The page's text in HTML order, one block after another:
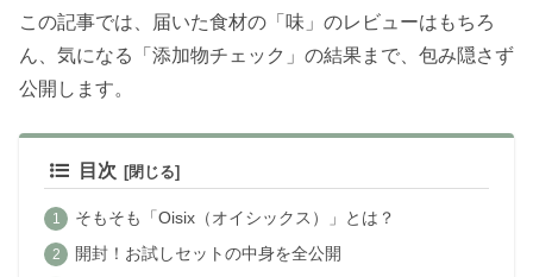
この記事では、届いた食材の「味」のレビューはもちろ
ん、気になる「添加物チェック」の結果まで、包み隠さず
公開します。
目次
そもそも「Oisix（オイシックス）」とは？
開封！お試しセットの中身を全公開